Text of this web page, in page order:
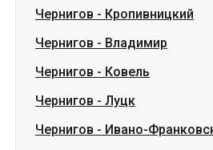
Чернигов - Кропивницкий
Чернигов - Владимир
Чернигов - Ковель
Чернигов - Луцк
Чернигов - Ивано-